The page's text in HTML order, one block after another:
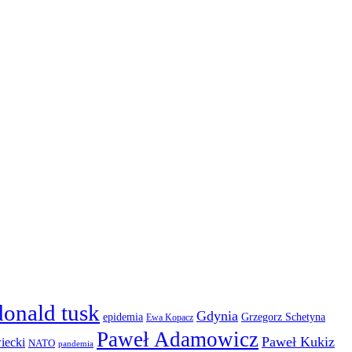
tusk epidemia Ewa Kopacz Gdynia Grzegorz Schetyna
NATO pandemia Paweł Adamowicz Paweł Kukiz